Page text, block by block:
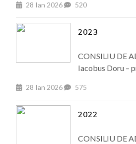
28 Ian 2026 520
2023
CONSILIU DE
Iacobus Doru –
28 Ian 2026 575
2022
CONSILIU DE